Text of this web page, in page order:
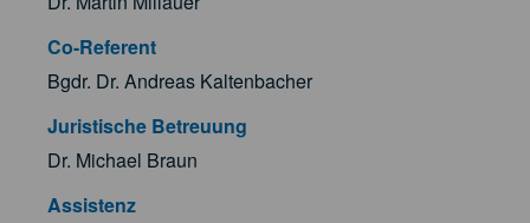
Co-Referent
Bgdr. Dr. Andreas Kaltenbacher
Juristische Betreuung
Dr. Michael Braun
Assistenz